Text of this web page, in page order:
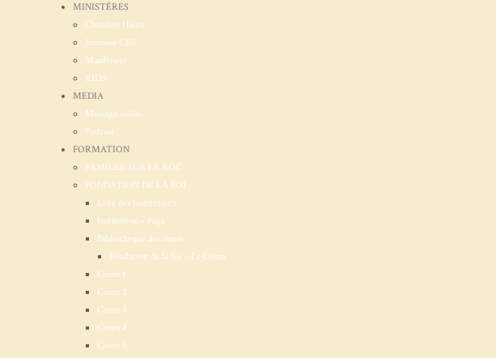
MINISTÉRES
Chambre Haute
Jeunesse CBS
ManPower
KIDS
MEDIA
Message vidéo
Podcast
FORMATION
FAMILLE SUR LE ROC
FONDATION DE LA FOI
Liste des Instituteurs
Instituteur – Page
Bibliotheque des cours
Fondation de la foi – Le Cours
Cours 1
Cours 2
Cours 3
Cours 4
Cours 5